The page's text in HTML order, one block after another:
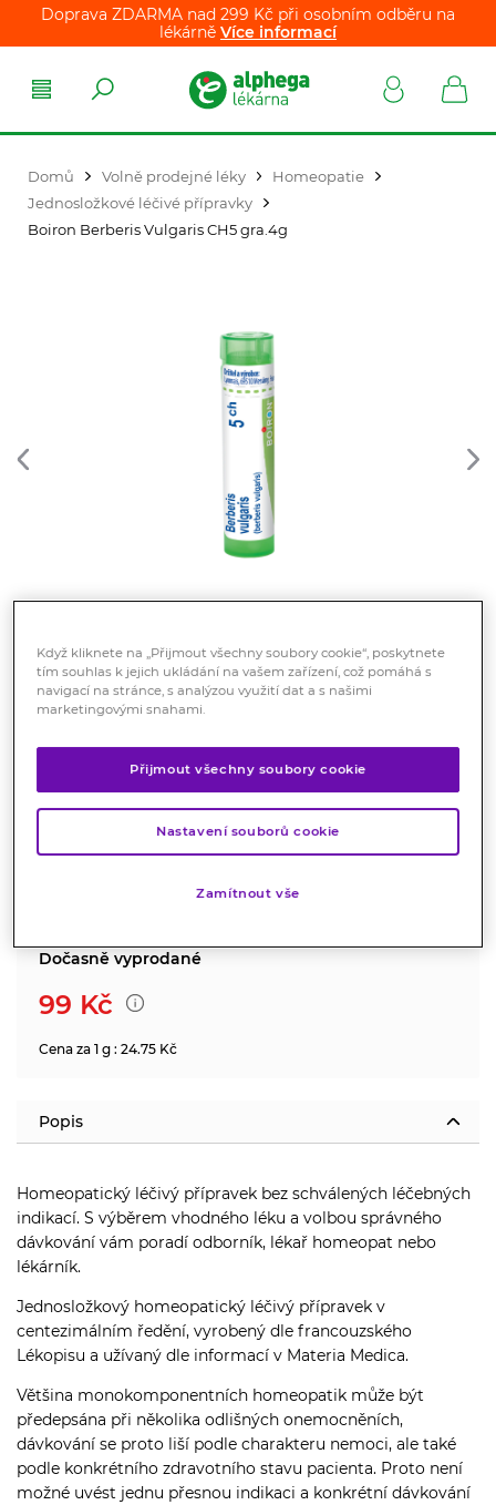
Doprava ZDARMA nad 299 Kč při osobním odběru na
lékárně Více informací
Domů Volně prodejné léky
Homeopatie
Jednosložkové léčivé přípravky
Boiron Berberis Vulgaris CH5 gra.4g
Boiron Berberis Vulgaris CH5
gra.4g
Homeopatický léčivý přípravek bez schválených
léčebných indikací.
Značka:Boiron
Dočasně vyprodané
99 Kč
Cena za 1 g : 24.75 Kč
Popis
Homeopatický léčivý přípravek bez schválených léčebných
indikací. S výběrem vhodného léku a volbou správného
dávkování vám poradí odborník, lékař homeopat nebo
lékárník.
Jednosložkový homeopatický léčivý přípravek v
centezimálním ředění, vyrobený dle francouzského
Lékopisu a užívaný dle informací v Materia Medica.
Většina monokomponentních homeopatik může být
předepsána při několika odlišných onemocněních,
dávkování se proto liší podle charakteru nemoci, ale také
podle konkrétního zdravotního stavu pacienta. Proto není
možné uvést jednu přesnou indikaci a konkrétní dávkování
Když kliknete na „Přijmout všechny soubory cookie“, poskytnete
tím souhlas k jejich ukládání na vašem zařízení, což pomáhá s
navigací na stránce, s analýzou využití dat a s našimi
marketingovými snahami.
Přijmout všechny soubory cookie
Nastavení souborů cookie
Zamítnout vše